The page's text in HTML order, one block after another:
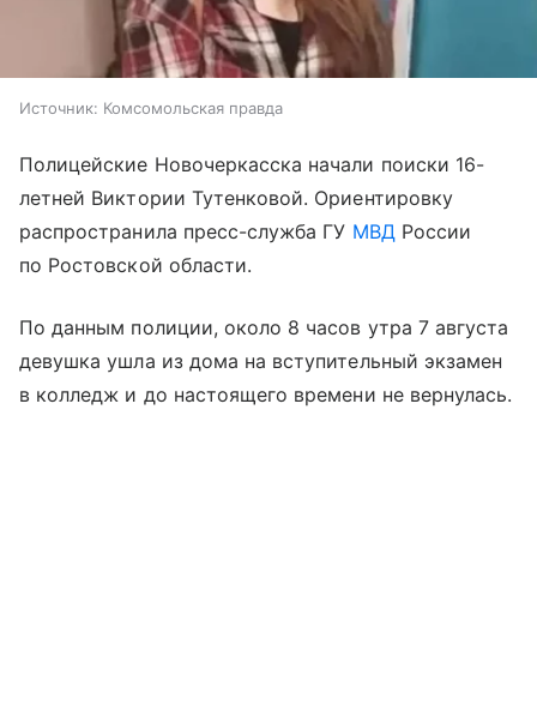
Источник: Комсомольская правда
Полицейские Новочеркасска начали поиски 16-
летней Виктории Тутенковой. Ориентировку
распространила пресс-служба ГУ МВДРоссии
по Ростовской области.
По данным полиции, около 8 часов утра 7 августа
девушка ушла из дома на вступительный экзамен
в колледж и до настоящего времени не вернулась.